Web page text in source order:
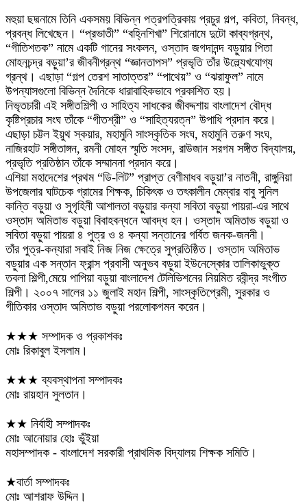
মহুয়া ছদ্মনামে তিনি একসময় বিভিন্ন পত্রপত্রিকায় প্রচুর গল্প, কবিতা, নিবন্ধ,
প্রবন্ধ লিখেছেন। “প্রভাতী” “বহ্নিশিখা” শিরোনামে দুটো কাব্যগ্রন্থ,
“গীতিশতক” নামে একটি গানের সংকলন, ওস্তাদ জগদানন্দ বড়ুয়ার পিতা
মোহনচন্দ্র বড়ুয়া’র জীবনীগ্রন্থ “জ্ঞানতাপস” প্রভৃতি তাঁর উল্ল্যেখযোগ্য
গ্রন্থ। এছাড়া “গল্প তেরশ সাতাত্তর” “পাথেয়” ও “ঝরাফুল” নামে
উপন্যাসগুলো বিভিন্ন দৈনিকে ধারাবাহিকভাবে প্রকাশিত হয়।
নিভৃতচারী এই সঙ্গীতশিল্পী ও সাহিত্য সাধকের জীবদ্দশায় বাংলাদেশ বৌদ্ধ
কৃষ্টিপ্রচার সংঘ তাঁকে “গীতশ্রী” ও “সাহিত্যরত্ন” উপাধি প্রদান করে।
এছাড়া চট্টল ইয়ুথ স্কয়ার, মহামুনি সাংস্কৃতিক সংঘ, মহামুনি তরুণ সংঘ,
নাজিরহাট সঙ্গীতাঙ্গন, রমনী মোহন স্মৃতি সংসদ, রাউজান সরগম সঙ্গীত বিদ্যালয়,
প্রভৃতি প্রতিষ্ঠান তাঁকে সম্মাননা প্রদান করে।
এশিয়া মহাদেশের প্রথম “ডি-লিট” প্রাপ্ত বেণীমাধব বড়ুয়া’র নাতনী, রাঙ্গুনিয়া
উপজেলার ঘাটচেক গ্রামের শিক্ষক, চিকিৎক ও তৎকালীন মেম্বার বাবু সুনিল
কান্তি বড়ুয়া ও সুগৃহিনী আশালতা বড়ুয়ার কন্যা সবিতা বড়ুয়া পায়রা-এর সাথে
ওস্তাদ অমিতাভ বড়ুয়া বিবাহবন্ধনে আবদ্ধ হন। ওস্তাদ অমিতাভ বড়ুয়া ও
সবিতা বড়ুয়া পায়রা ৪ পুত্র ও ৪ কন্যা সন্তানের গর্বিত জনক-জননী।
তাঁর পুত্র-কন্যারা সবাই নিজ নিজ ক্ষেত্রে সুপ্রতিষ্ঠিত। ওস্তাদ অমিতাভ
বড়ুয়ার এক সন্তান ফ্রান্স প্রবাসী অনুভব বড়ুয়া ইউনেস্কোর তালিকাভুক্ত
তবলা শিল্পী,মেয়ে পাপিয়া বড়ুয়া বাংলাদেশ টেলিভিশনের নিয়মিত রবীন্দ্র সংগীত
শিল্পী। ২০০৭ সালের ১১ জুলাই মহান শিল্পী, সাংস্কৃতিপ্রেমী, সুরকার ও
গীতিকার ওস্তাদ অমিতাভ বড়ুয়া পরলোকগমন করেন।
★★★ সম্পাদক ও প্রকাশকঃ
মোঃ রিকাবুল ইসলাম।
★★★ ব্যবস্থাপনা সম্পাদকঃ
মোঃ রায়হান সুলতান।
★★ নির্বাহী সম্পাদকঃ
মোঃ আনোয়ার হোঃ ভুঁইয়া
মহাসম্পাদক - বাংলাদেশ সরকারী প্রাথমিক বিদ্যালয় শিক্ষক সমিতি।
★বার্তা সম্পাদকঃ
মোঃ আশরাফ উদ্দিন।